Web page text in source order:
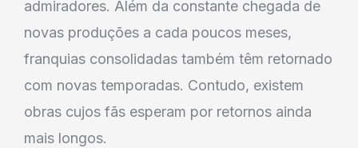
admiradores. Além da constante chegada de
novas produções a cada poucos meses,
franquias consolidadas também têm retornado
com novas temporadas. Contudo, existem
obras cujos fãs esperam por retornos ainda
mais longos.